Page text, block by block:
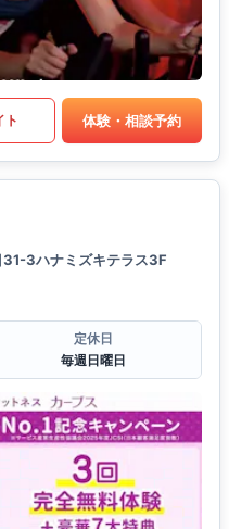
ト 体験・相談予約
31-3ハナミズキテラス3F
定休日
毎週日曜日